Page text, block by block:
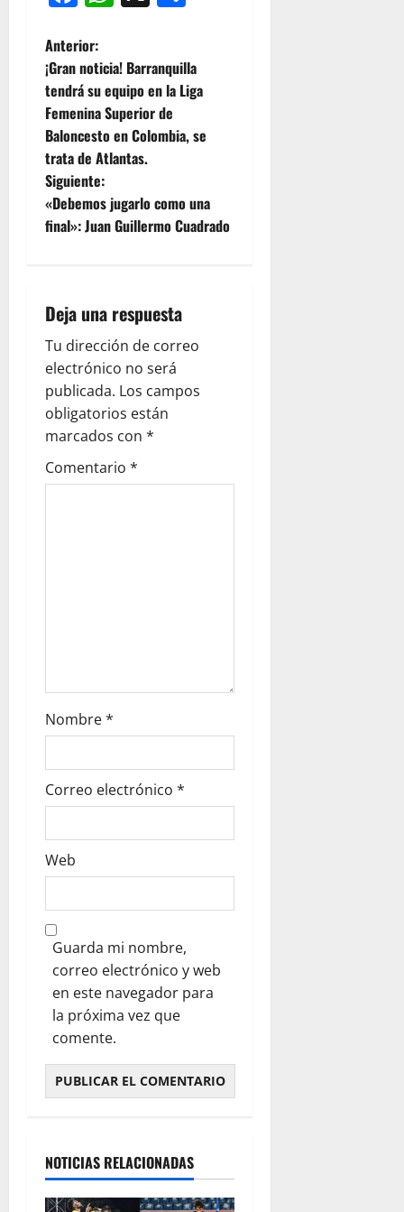
Anterior:
¡Gran noticia! Barranquilla
tendrá su equipo en la Liga
Femenina Superior de
Baloncesto en Colombia, se
trata de Atlantas.
Siguiente:
«Debemos jugarlo como una
final»: Juan Guillermo Cuadrado
Deja una respuesta
Tu dirección de correo
electrónico no será
publicada. Los campos
obligatorios están
marcados con *
Comentario *
Nombre*
Correo electrónico *
Web
Guarda mi nombre,
correo electrónico y web
en este navegador para
la próxima vez que
comente.
NOTICIAS RELACIONADAS